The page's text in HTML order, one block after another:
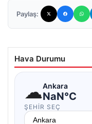
Paylaş:
Hava Durumu
☁Ankara
NaN°C
ŞEHIR SEÇ